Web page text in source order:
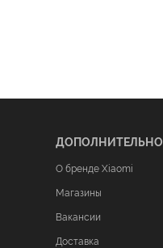
ДОПОЛНИТЕЛЬНО
О бренде Xiaomi
Магазины
Вакансии
Доставка